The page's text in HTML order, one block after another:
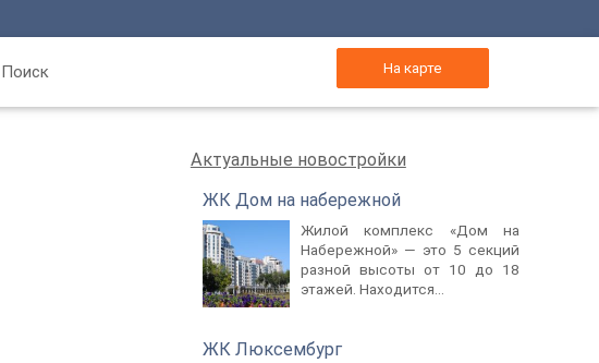
Поиск На карте
Актуальные новостройки
ЖК Дом на набережной
Жилой комплекс «Дом на
Набережной» — это 5 секций
разной высоты от 10 до 18
этажей. Находится...
ЖК Люксембург